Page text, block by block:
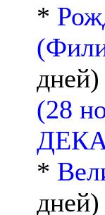
*
(28
*